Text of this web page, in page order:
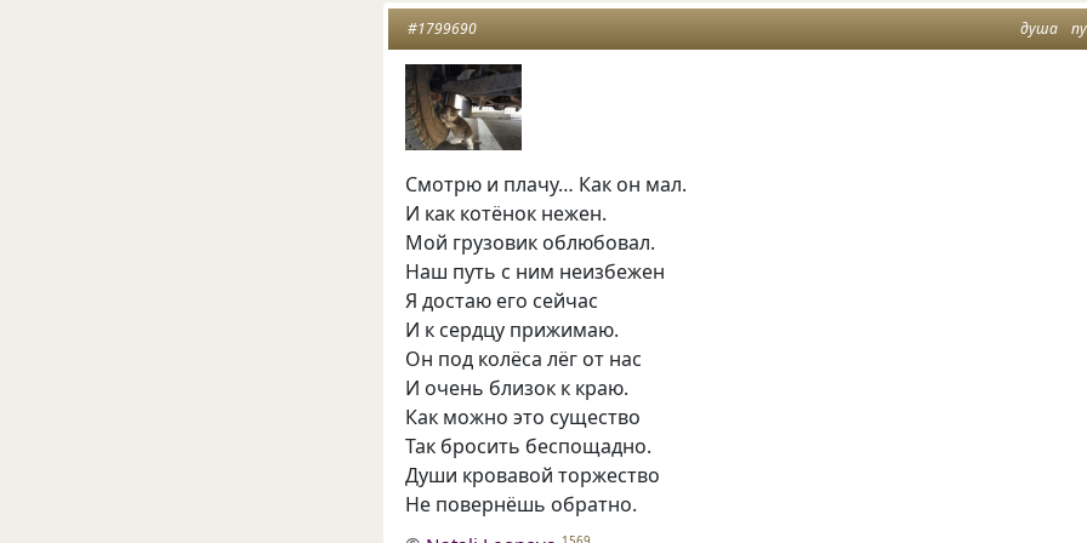
душа
#1799690
Смотрю и плачу… Как он мал.
И как котёнок нежен.
Мой грузовик облюбовал.
Наш путь с ним неизбежен
Я достаю его сейчас
И к сердцу прижимаю.
Он под колёса лёг от нас
И очень близок к краю.
Как можно это существо
Так бросить беспощадно.
Души кровавой торжество
Не повернёшь обратно.